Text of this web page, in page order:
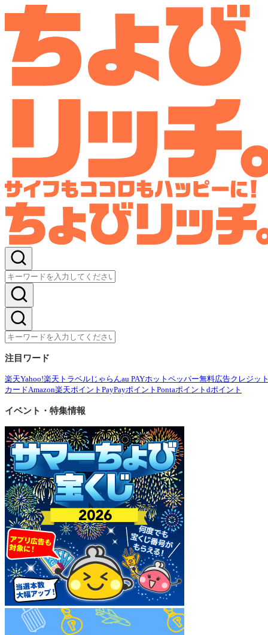
注目ワード
楽天Yahoo!楽天トラベル じゃらんau PAYホットペッパー無料広告クレジッ
カードAmazon楽天ポイント PayPayポイント Pontaポイント dポイント
イベント・特集情報